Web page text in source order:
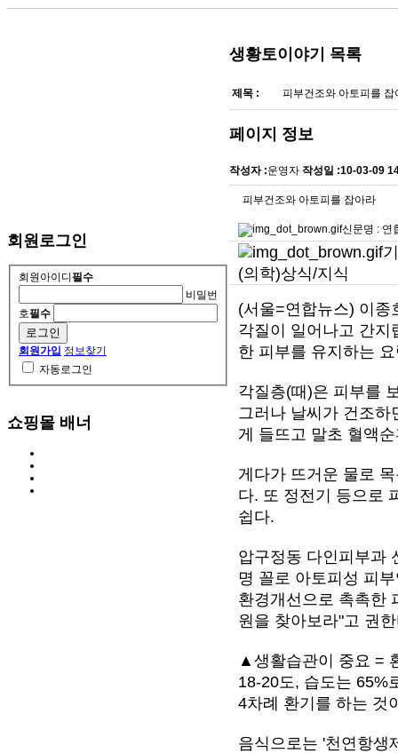
회원로그인
회원아이디 필수
비밀번
호필수
회원가입 정보찾기
자동로그인
쇼핑몰 배너
생황토이야기 목록
제목 : 피부건조와 아토피를
페이지 정보
작성자 :운영자 작성일 :10-03-09
피부건조와 아토피를 잡아라
신문명 : 연
(의학)상식/지식
(서울=연합뉴스) 이종
각질이 일어나고 간지
한 피부를 유지하는
각질층(때)은 피부를
그러나 날씨가 건조
게 들뜨고 말초 혈액
게다가 뜨거운 물로
다. 또 정전기 등으로
쉽다.
압구정동 다인피부과
명 꼴로 아토피성 피
환경개선으로 촉촉한
원을 찾아보라"고 권
▲생활습관이 중요 =
18-20도, 습도는 65%
4차례 환기를 하는 것
음식으로는 '천연항생